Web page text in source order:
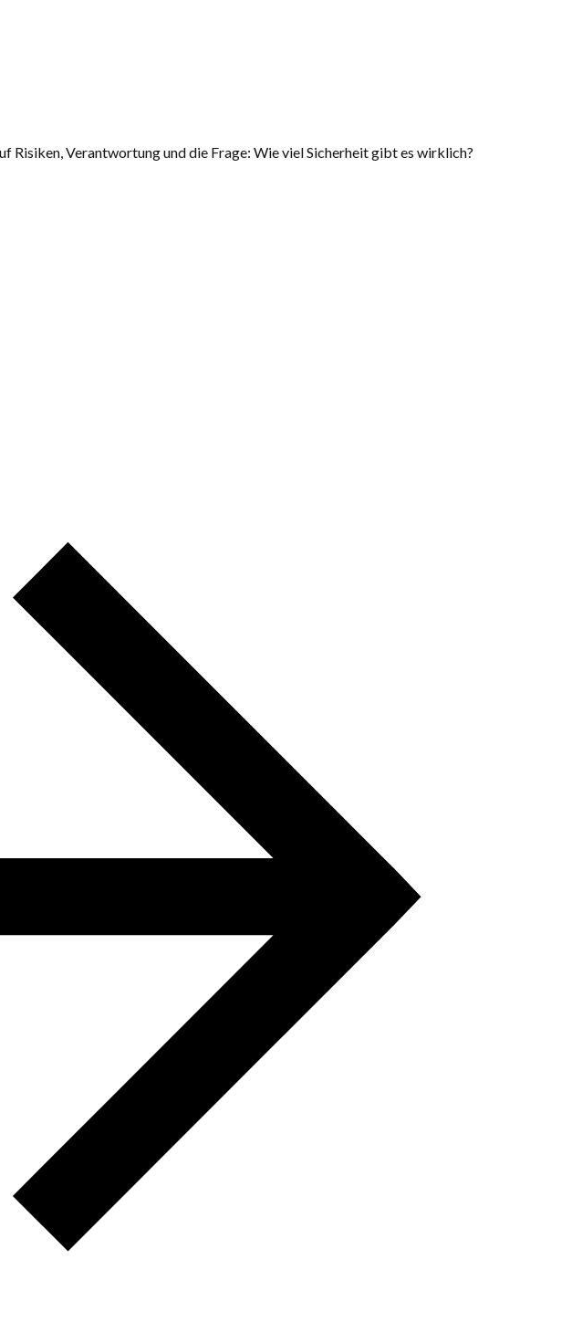
Verantwortung und die Frage: Wie viel Sicherheit gibt es wirklich?